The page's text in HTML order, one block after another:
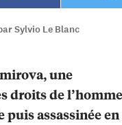
Sylvio Le Blanc
une
droits de
puis assassinée en